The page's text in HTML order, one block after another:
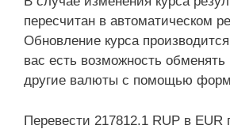
пересчитан в автоматическом
Обновление курса
вас есть возможность
другие валюты с помощью
Перевести 217812.1 RUP в